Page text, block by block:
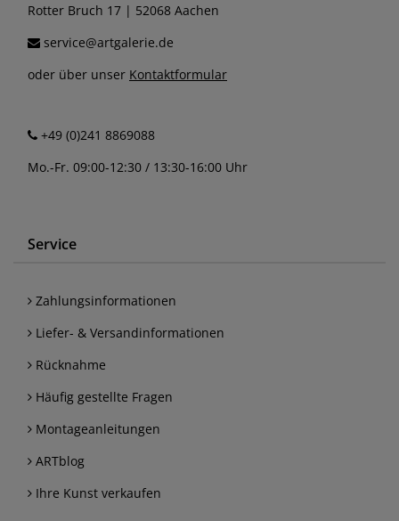
Rotter Bruch 17 | 52068 Aachen
service@artgalerie.de
oder über unser Kontaktformular
+49 (0)241 8869088
Mo.-Fr. 09:00-12:30 / 13:30-16:00 Uhr
Service
Zahlungsinformationen
Liefer- & Versandinformationen
Rücknahme
Häufig gestellte Fragen
Montageanleitungen
ARTblog
Ihre Kunst verkaufen